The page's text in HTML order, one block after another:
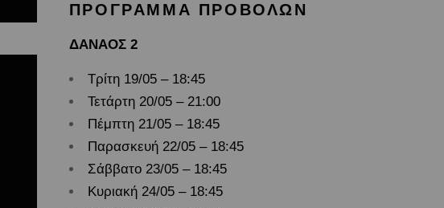
ΠΡΟΓΡΑΜΜΑ ΠΡΟΒΟΛΩΝ
ΔΑΝΑΟΣ 2
Τρίτη 19/05 – 18:45
Τετάρτη 20/05 – 21:00
Πέμπτη 21/05 – 18:45
Παρασκευή 22/05– 18:45
Σάββατο 23/05 – 18:45
Κυριακή 24/05 – 18:45